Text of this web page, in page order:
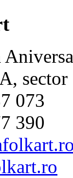
sector
073
390